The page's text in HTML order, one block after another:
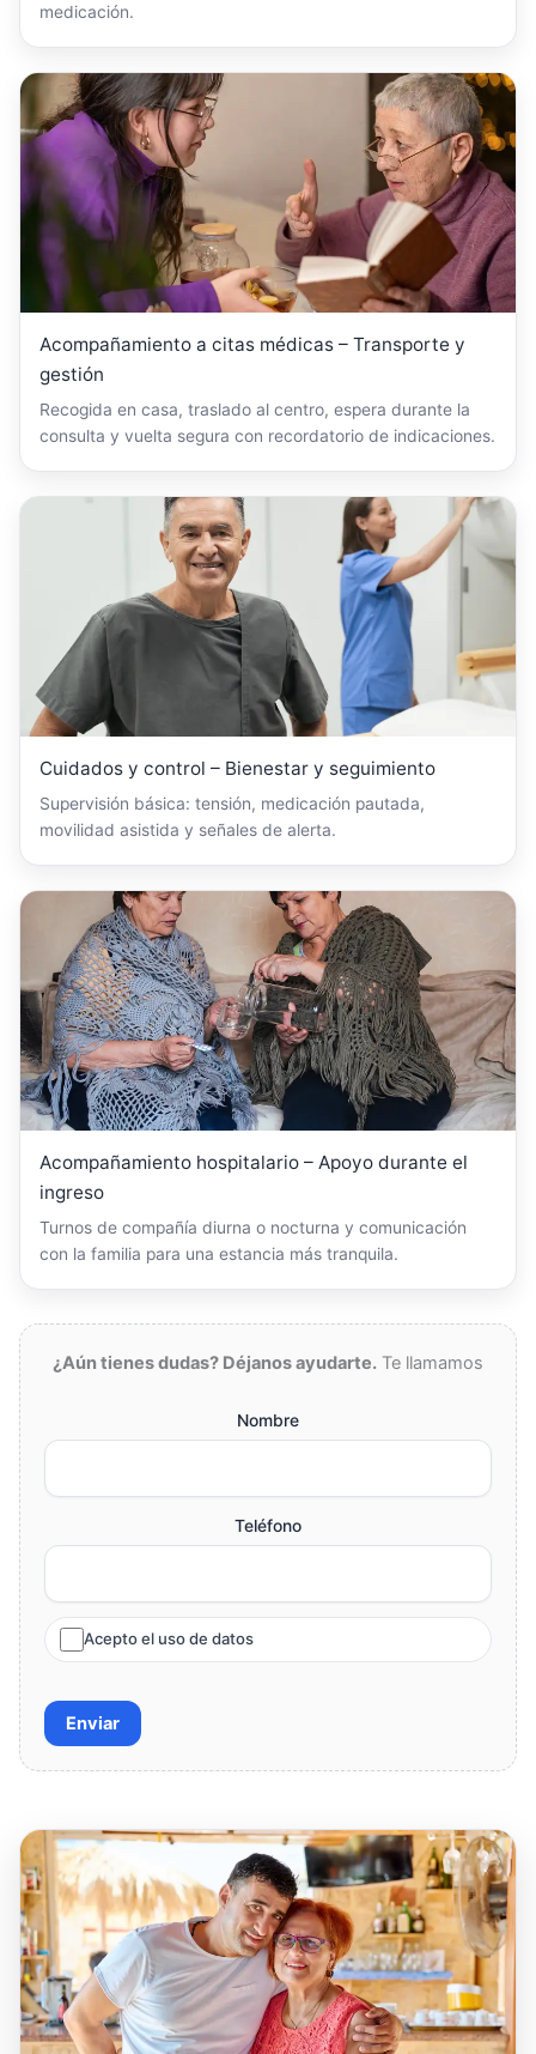
medicación.
Acompañamiento a citas médicas – Transporte y
gestión
Recogida en casa, traslado al centro, espera durante la
consulta y vuelta segura con recordatorio de indicaciones.
Cuidados y control – Bienestar y seguimiento
Supervisión básica: tensión, medicación pautada,
movilidad asistida y señales de alerta.
Acompañamiento hospitalario – Apoyo durante el
ingreso
Turnos de compañía diurna o nocturna y comunicación
con la familia para una estancia más tranquila.
¿Aún tienes dudas? Déjanos ayudarte. Te llamamos
Nombre
Teléfono
Acepto el uso de datos
Enviar